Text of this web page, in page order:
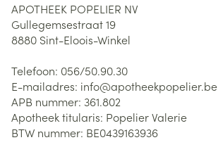
APOTHEEK POPELIER NV
Gullegemsestraat 19
8880 Sint-Eloois-Winkel
Telefoon: 056/50.90.30
E-mailadres: info@apotheekpopelier.be
APB nummer: 361.802
Apotheek titularis: Popelier Valerie
BTW nummer: BE0439163936